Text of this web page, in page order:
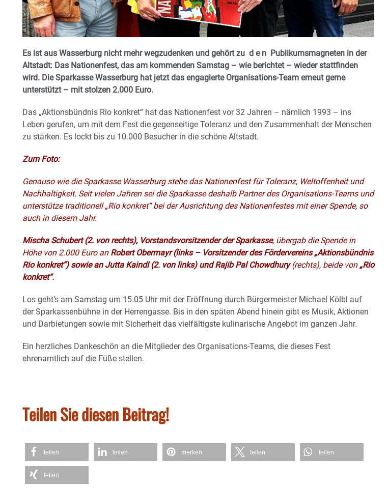
Es ist aus Wasserburg nicht mehr wegzudenken und gehört zu d e n Publikumsmagneten in der
Altstadt: Das Nationenfest, das am kommenden Samstag – wie berichtet – wieder stattfinden
wird. Die Sparkasse Wasserburg hat jetzt das engagierte Organisations-Team erneut gerne
unterstützt – mit stolzen 2.000 Euro.
Das „Aktionsbündnis Rio konkret“ hat das Nationenfest vor 32 Jahren – nämlich 1993 – ins
Leben gerufen, um mit dem Fest die gegenseitige Toleranz und den Zusammenhalt der Menschen
zu stärken. Es lockt bis zu 10.000 Besucher in die schöne Altstadt.
Zum Foto:
Genauso wie die Sparkasse Wasserburg stehe das Nationenfest für Toleranz, Weltoffenheit und
Nachhaltigkeit. Seit vielen Jahren sei die Sparkasse deshalb Partner des Organisations-Teams und
unterstütze traditionell „Rio konkret“ bei der Ausrichtung des Nationenfestes mit einer Spende, so
auch in diesem Jahr.
Mischa Schubert (2. von rechts), Vorstandsvorsitzender der Sparkasse, übergab die Spende in
Höhe von 2.000 Euro an Robert Obermayr (links – Vorsitzender des Fördervereins „Aktionsbündnis
Rio konkret“) sowie an Jutta Kaindl (2. von links) und Rajib Pal Chowdhury(rechts), beide von „Rio
konkret“.
Los geht’s am Samstag um 15.05 Uhr mit der Eröffnung durch Bürgermeister Michael Kölbl auf
der Sparkassenbühne in der Herrengasse. Bis in den späten Abend hinein gibt es Musik, Aktionen
und Darbietungen sowie mit Sicherheit das vielfältigste kulinarische Angebot im ganzen Jahr.
Ein herzliches Dankeschön an die Mitglieder des Organisations-Teams, die dieses Fest
ehrenamtlich auf die Füße stellen.
Teilen Sie diesen Beitrag!
teilen teilen merken teilen teilen
teilen